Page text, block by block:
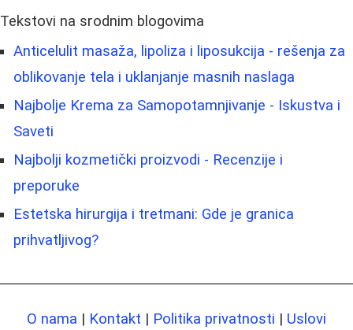
Tekstovi na srodnim blogovima
Anticelulit masaža, lipoliza i liposukcija - rešenja za
oblikovanje tela i uklanjanje masnih naslaga
Najbolje Krema za Samopotamnjivanje - Iskustva i
Saveti
Najbolji kozmetički proizvodi - Recenzije i
preporuke
Estetska hirurgija i tretmani: Gde je granica
prihvatljivog?
O nama | Kontakt | Politika privatnosti | Uslovi